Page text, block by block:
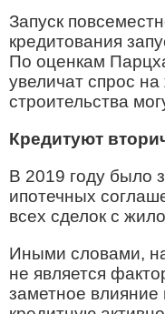
Запуск
кредитования
По оценкам
увеличат спрос
строительства
Кредитуют
В 2019 году было
ипотечных
всех сделок с
Иными словами,
не является
заметное